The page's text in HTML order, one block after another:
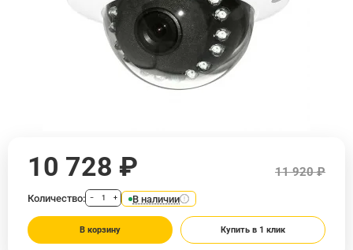
10 728 ₽ 11 920 ₽
Количество: − + В наличии
В корзину Купить в 1 клик